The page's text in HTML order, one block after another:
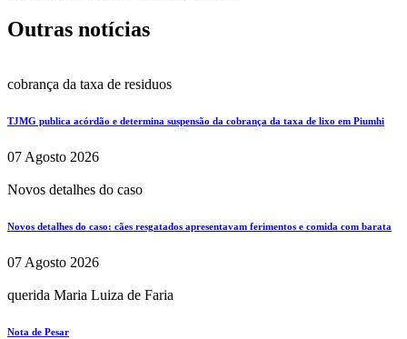
Outras notícias
cobrança da taxa de residuos
TJMG publica acórdão e determina suspensão da cobrança da taxa de lixo em Piumhi
07 Agosto 2026
Novos detalhes do caso
Novos detalhes do caso: cães resgatados apresentavam ferimentos e comida com barata
07 Agosto 2026
querida Maria Luiza de Faria
Nota de Pesar